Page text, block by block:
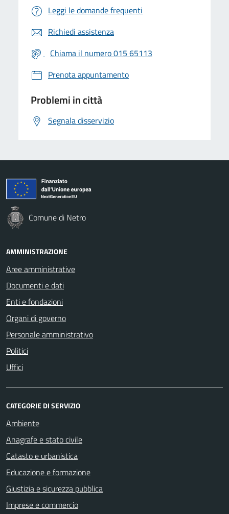
Leggi le domande frequenti
Richiedi assistenza
Chiama il numero 015 65113
Prenota appuntamento
Problemi in città
Segnala disservizio
Comune di Netro
AMMINISTRAZIONE
Aree amministrative
Documenti e dati
Enti e fondazioni
Organi di governo
Personale amministrativo
Politici
Uffici
CATEGORIE DI SERVIZIO
Ambiente
Anagrafe e stato civile
Catasto e urbanistica
Educazione e formazione
Giustizia e sicurezza pubblica
Imprese e commercio